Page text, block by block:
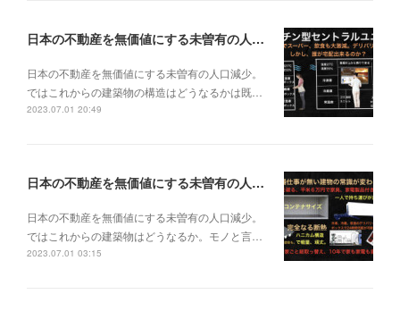
日本の不動産を無価値にする未曽有の人口減少。ではこれからの建築物の構造はどうなるかは既に解説した。今はその内部の内容。その1
日本の不動産を無価値にする未曽有の人口減少。
ではこれからの建築物の構造はどうなるかは既…
2023.07.01 20:49
日本の不動産を無価値にする未曽有の人口減少。ではこれからの建築物はどうなるか。
日本の不動産を無価値にする未曽有の人口減少。
ではこれからの建築物はどうなるか。モノと言…
2023.07.01 03:15